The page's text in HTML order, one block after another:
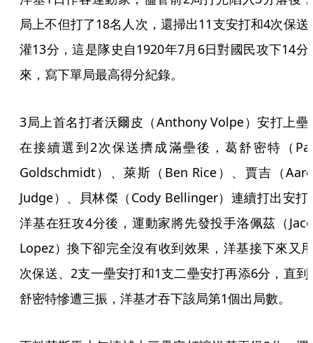
局上不但打了18名人次，還掃出11支安打和4次保送
灌13分，這是隊史自1920年7月6日對國民攻下14分
來，寫下單局最高得分紀錄。
3局上首名打者沃爾皮（Anthony Volpe）安打上壘
在接續選到2次保送擠成滿壘後，葛舒密特（
Goldschmidt）、萊斯（Ben Rice）、賈吉（
Judge）、貝林傑（Cody Bellinger）連續打出安打
洋基在狂攻4分後，運動家將先發投手洛佩茲（
Lopez）換下卻完全沒有收到效果，洋基接下來又
次保送、2支一壘安打和1支二壘安打再添6分，直到
舒密特慘遭三振，洋基才吞下該局第1個出局數。